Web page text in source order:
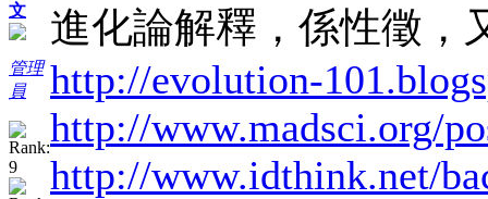
文
管理
員
進化論解釋，係性徵，
http://evolution-
http://www.madsci.org/
http://www.idthink.net/